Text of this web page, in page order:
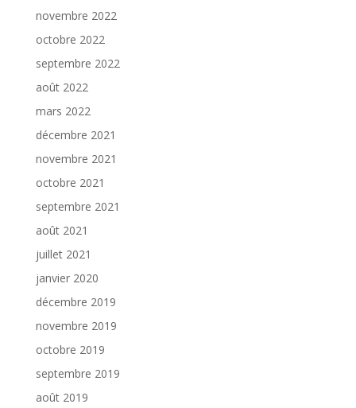
novembre 2022
octobre 2022
septembre 2022
août 2022
mars 2022
décembre 2021
novembre 2021
octobre 2021
septembre 2021
août 2021
juillet 2021
janvier 2020
décembre 2019
novembre 2019
octobre 2019
septembre 2019
août 2019